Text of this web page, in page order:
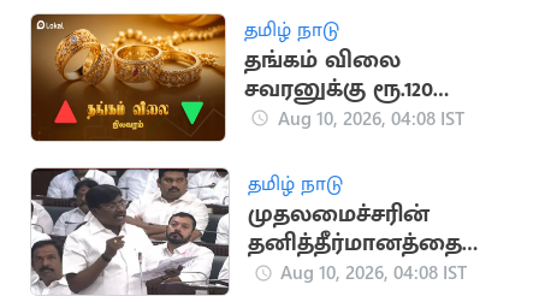
ஆதரவு
தமிழ் நாடு
தங்கம் விலை
சவரனுக்கு ரூ.120
குறைந்தது
Aug 10, 2026, 04:08 IST
தமிழ் நாடு
முதலமைச்சரின்
தனித்தீர்மானத்தை
அனைவரும் ஆதரிக்க
Aug 10, 2026, 04:08 IST